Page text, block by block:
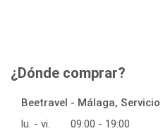
¿Dónde comprar?
Beetravel - Málaga,
lu. - vi.
09:00 - 19:00